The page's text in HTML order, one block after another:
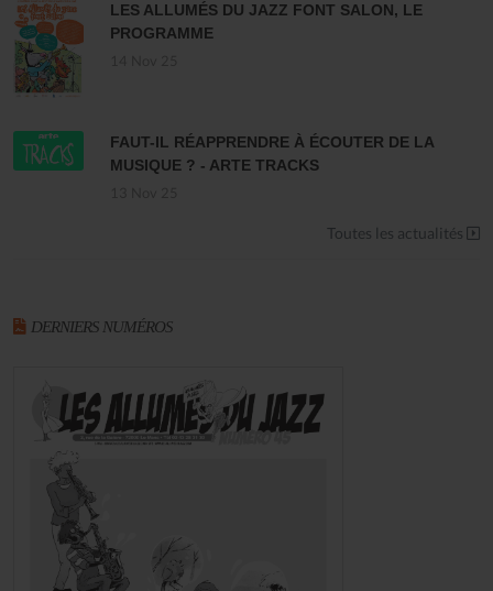
LES ALLUMÉS DU JAZZ FONT SALON, LE
PROGRAMME
FAUT-IL RÉAPPRENDRE À ÉCOUTER DE LA
MUSIQUE ? - ARTE TRACKS
Toutes les actualités
DERNIERS NUMÉROS